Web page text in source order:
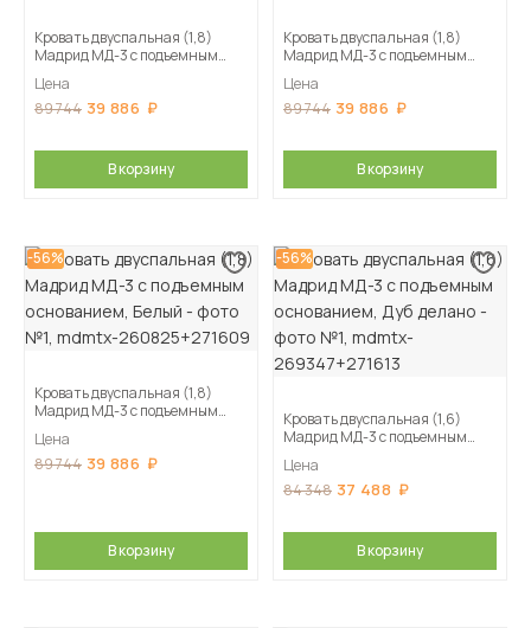
Кровать двуспальная (1,8)
Мадрид МД-3 с подъемным
Цена
89 744 39 886
В корзину
Кровать двуспальная (1,8)
Мадрид МД-3 с подъемным
светлое
Цена
89 744 39 886
В корзину
-56%
Кровать двуспальная (1,8)
Мадрид МД-3 с подъемным
Цена
89 744 39 886
В корзину
-56%
Кровать двуспальная (1,6)
Мадрид МД-3 с подъемным
Цена
84 348 37 488
В корзину